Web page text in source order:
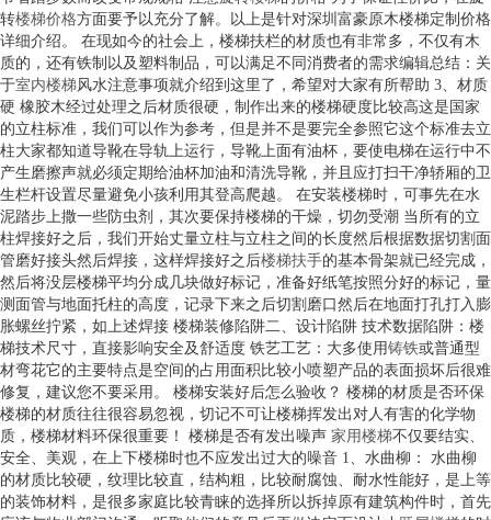
转楼梯价格方面要予以充分了解。以上是针对深圳富豪原木楼梯定制价格
详细介绍。 在现如今的社会上，楼梯扶栏的材质也有非常多，不仅有木
质的，还有铁制以及塑料制品，可以满足不同消费者的需求编辑总结：关
于室内楼梯风水注意事项就介绍到这里了，希望对大家有所帮助 3、材质
硬 橡胶木经过处理之后材质很硬，制作出来的楼梯硬度比较高这是国家
的立柱标准，我们可以作为参考，但是并不是要完全参照它这个标准去立
柱大家都知道导靴在导轨上运行，导靴上面有油杯，要使电梯在运行中不
产生磨擦声就必须定期给油杯加油和清洗导靴，并且应打扫干净轿厢的卫
生栏杆设置尽量避免小孩利用其登高爬越。 在安装楼梯时，可事先在水
泥踏步上撒一些防虫剂，其次要保持楼梯的干燥，切勿受潮 当所有的立
柱焊接好之后，我们开始丈量立柱与立柱之间的长度然后根据数据切割面
管磨好接头然后焊接，这样焊接好之后楼梯扶手的基本骨架就已经完成，
然后将没层楼梯平均分成几块做好标记，准备好纸笔按照分好的标记，量
测面管与地面托柱的高度，记录下来之后切割磨口然后在地面打孔打入膨
胀螺丝拧紧，如上述焊接 楼梯装修陷阱二、设计陷阱 技术数据陷阱：楼
梯技术尺寸，直接影响安全及舒适度 铁艺工艺：大多使用铸铁或普通型
材弯花它的主要特点是空间的占用面积比较小喷塑产品的表面损坏后很难
修复，建议您不要采用。 楼梯安装好后怎么验收？ 楼梯的材质是否环保
楼梯的材质往往很容易忽视，切记不可让楼梯挥发出对人有害的化学物
质，楼梯材料环保很重要！ 楼梯是否有发出噪声 家用楼梯不仅要结实、
安全、美观，在上下楼梯时也不应发出过大的噪音 1、水曲柳： 水曲柳
的材质比较硬，纹理比较直，结构粗，比较耐腐蚀、耐水性能好，是上等
的装饰材料，是很多家庭比较青睐的选择所以拆掉原有建筑构件时，首先